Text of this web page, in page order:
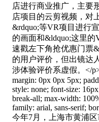
店进行商业推广，主要
店项目的云剪视频，对
&rdquo;等VR项目进行
的画面和&ldquo;这里的
速戳左下角抢优惠门票
的用户评价，但出镜达
涉体验评价系虚假。</
margin: 0px 0px 5px;
style: none; font-size:
break-all; max-width:
family: arial, sans-serif;
今年7月，上海市黄浦